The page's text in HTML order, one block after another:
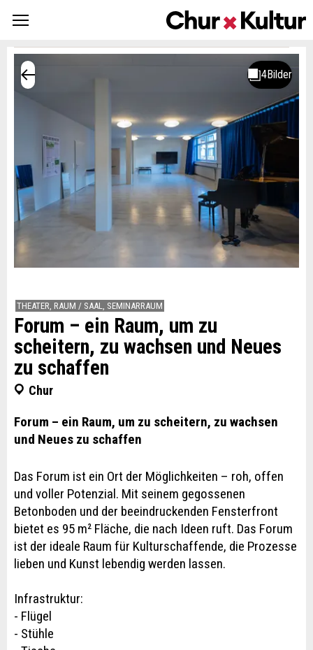
THEATER, RAUM / SAAL, SEMINARRAUM
Forum – ein Raum, um zu
scheitern, zu wachsen und Neues
zu schaffen
Chur
Forum – ein Raum, um zu scheitern, zu wachsen
und Neues zu schaffen
Das Forum ist ein Ort der Möglichkeiten – roh, offen
und voller Potenzial. Mit seinem gegossenen
Betonboden und der beeindruckenden Fensterfront
bietet es 95 m² Fläche, die nach Ideen ruft. Das Forum
ist der ideale Raum für Kulturschaffende, die Prozesse
lieben und Kunst lebendig werden lassen.
Infrastruktur:
- Flügel
- Stühle